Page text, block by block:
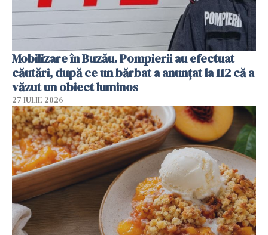
Mobilizare în Buzău. Pompierii au efectuat
căutări, după ce un bărbat a anunțat la 112 că a
văzut un obiect luminos
27 IULIE 2026